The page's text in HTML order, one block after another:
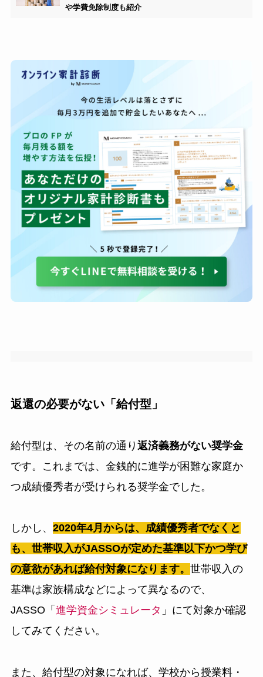
や学費免除制度も紹介
返還の必要がない「給付型」
給付型は、その名前の通り 返済義務がない奨学金
です。これまでは、金銭的に進学が困難な家庭か
つ成績優秀者が受けられる奨学金でした。
しかし、 2020年4月からは、成績優秀者でなくと
も、世帯収入がJASSOが定めた基準以下かつ学び
の意欲があれば給付対象になります。 世帯収入の
基準は家族構成などによって異なるので、
JASSO「 進学資金シミュレータ 」にて対象か確認
してみてください。
また、給付型の対象になれば、学校から授業料・